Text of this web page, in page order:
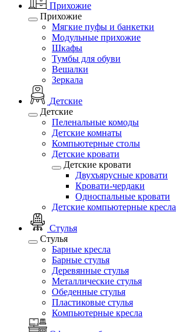
Прихожие
Прихожие
Мягкие пуфы и банкетки
Модульные прихожие
Шкафы
Тумбы для обуви
Вешалки
Зеркала
Детские
Детские
Пеленальные комоды
Детские комнаты
Компьютерные столы
Детские кровати
Детские кровати
Двухъярусные кровати
Кровати-чердаки
Односпальные кровати
Детские компьютерные кресла
Стулья
Стулья
Барные кресла
Барные стулья
Деревянные стулья
Металлические стулья
Обеденные стулья
Пластиковые стулья
Компьютерные кресла